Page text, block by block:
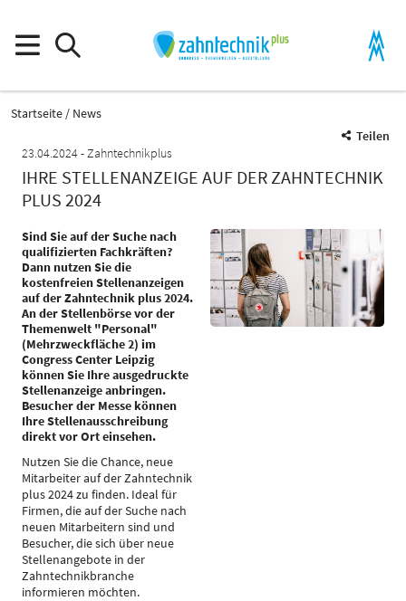
Startseite
News
Teilen
23.04.2024 Zahntechnikplus
IHRE STELLENANZEIGE AUF DER ZAHNTECHNIK
PLUS 2024
Sind Sie auf der Suche nach
qualifizierten Fachkräften?
Dann nutzen Sie die
kostenfreien Stellenanzeigen
auf der Zahntechnik plus 2024.
An der Stellenbörse vor der
Themenwelt "Personal"
(Mehrzweckfläche 2) im
Congress Center Leipzig
können Sie Ihre ausgedruckte
Stellenanzeige anbringen.
Besucher der Messe können
Ihre Stellenausschreibung
direkt vor Ort einsehen.
Nutzen Sie die Chance, neue
Mitarbeiter auf der Zahntechnik
plus 2024 zu finden. Ideal für
Firmen, die auf der Suche nach
neuen Mitarbeitern sind und
Besucher, die sich über neue
Stellenangebote in der
Zahntechnikbranche
informieren möchten.